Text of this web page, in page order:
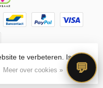
byLightspeed-
Dyvelopment 💬
te verbeteren. Is dat
Meer over cookies »